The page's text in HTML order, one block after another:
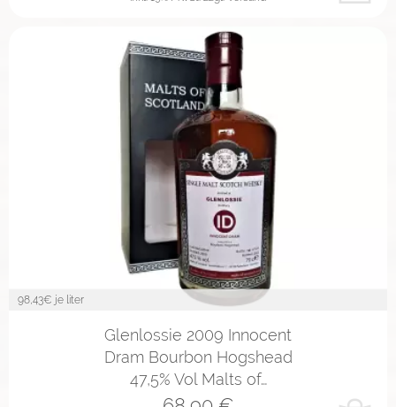
98,43€ je liter
Glenlossie 2009 Innocent
Dram Bourbon Hogshead
47,5% Vol Malts of…